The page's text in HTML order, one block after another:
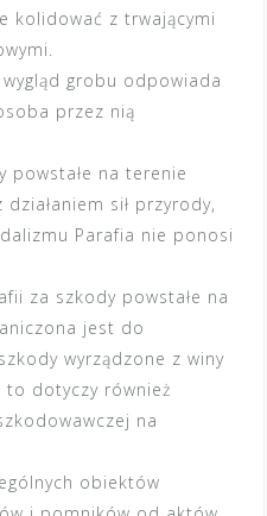
kolidować z trwającymi
grobu odpowiada
przez nią
powstałe na terenie
sił przyrody,
Parafia nie ponosi
za szkody powstałe na
jest do
wyrządzone z winy
to dotyczy również
na
obiektów